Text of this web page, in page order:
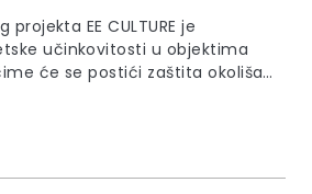
EE CULTURE je
učinkovitosti u objektima
će se postići zaštita okoliša